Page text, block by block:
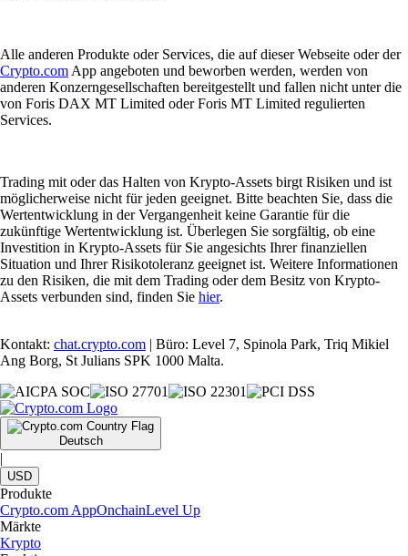
Alle anderen Produkte oder Services, die auf dieser Webseite oder der
Crypto.com App angeboten und beworben werden, werden von
anderen Konzerngesellschaften bereitgestellt und fallen nicht unter die
von Foris DAX MT Limited oder Foris MT Limited regulierten
Services.
Trading mit oder das Halten von Krypto-Assets birgt Risiken und ist
möglicherweise nicht für jeden geeignet. Bitte beachten Sie, dass die
Wertentwicklung in der Vergangenheit keine Garantie für die
zukünftige Wertentwicklung ist. Überlegen Sie sorgfältig, ob eine
Investition in Krypto-Assets für Sie angesichts Ihrer finanziellen
Situation und Ihrer Risikotoleranz geeignet ist. Weitere Informationen
zu den Risiken, die mit dem Trading oder dem Besitz von Krypto-
Assets verbunden sind, finden Sie hier.
Kontakt: chat.crypto.com | Büro: Level 7, Spinola Park, Triq Mikiel
Ang Borg, St Julians SPK 1000 Malta.
Deutsch
|
USD
Produkte
Crypto.com AppOnchainLevel Up
Märkte
Krypto